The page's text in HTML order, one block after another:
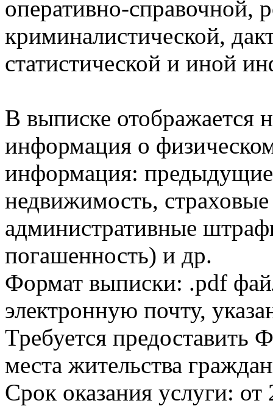
оперативно-справочной,
криминалистической,
статистической и иной
В выписке отображается
информация о
информация:
недвижимость,
административные
погашенность) и др.
Формат выписки: .pdf
электронную почту,
Требуется
места жительства
Срок оказания услуги: от